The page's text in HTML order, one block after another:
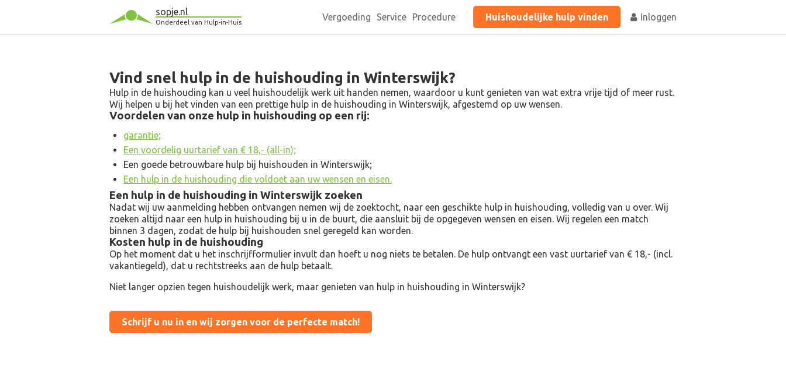
sopje.nl
Onderdeel van Hulp-in-Huis Vergoeding Service Procedure Huishoudelijke hulp vinden Inloggen
Vind snel hulp in de huishouding in Winterswijk?
Hulp in de huishouding kan u veel huishoudelijk werk uit handen nemen, waardoor u kunt genieten van wat extra vrije tijd of meer rust.
Wij helpen u bij het vinden van een prettige hulp in de huishouding in Winterswijk, afgestemd op uw wensen.
Voordelen van onze hulp in huishouding op een rij:
garantie;
Een voordelig uurtarief van € 18,- (all-in);
Een goede betrouwbare hulp bij huishouden in Winterswijk;
Een hulp in de huishouding die voldoet aan uw wensen en eisen.
Een hulp in de huishouding in Winterswijk zoeken
Nadat wij uw aanmelding hebben ontvangen nemen wij de zoektocht, naar een geschikte hulp in huishouding, volledig van u over. Wij
zoeken altijd naar een hulp in huishouding bij u in de buurt, die aansluit bij de opgegeven wensen en eisen. Wij regelen een match
binnen 3 dagen, zodat de hulp bij huishouden snel geregeld kan worden.
Kosten hulp in de huishouding
Op het moment dat u het inschrijfformulier invult dan hoeft u nog niets te betalen. De hulp ontvangt een vast uurtarief van € 18,- (incl.
vakantiegeld), dat u rechtstreeks aan de hulp betaalt.
Niet langer opzien tegen huishoudelijk werk, maar genieten van hulp in huishouding in Winterswijk?
Schrijf u nu in en wij zorgen voor de perfecte match!